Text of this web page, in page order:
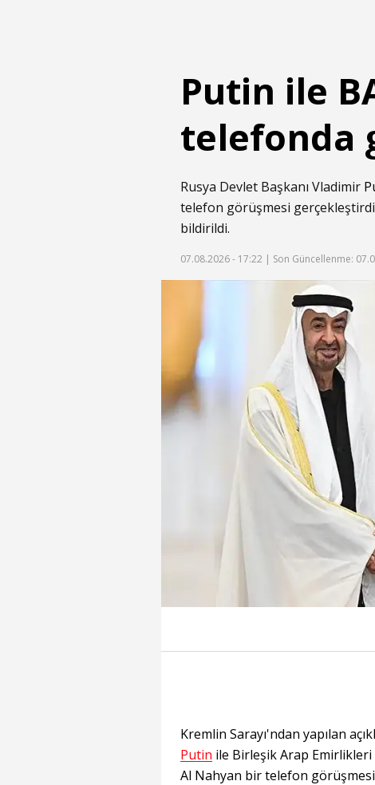
Putin ile
telefonda
Rusya Devlet Başkanı Vladimir
telefon görüşmesi
bildirildi.
07.08.2026 - 17:22 | Son Güncellenme:
Kremlin Sarayı'ndan yapılan
Putin ile Birleşik Arap Emirlikleri
Al Nahyan bir telefon